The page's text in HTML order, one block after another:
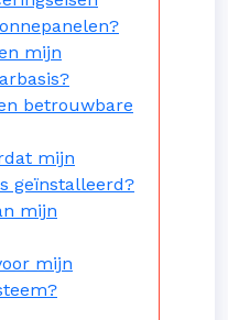
mijn
betrouwbare
mijn
geïnstalleerd?
mijn
mijn